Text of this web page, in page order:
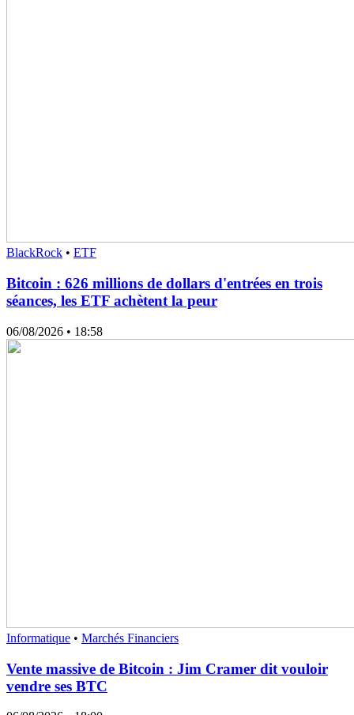
BlackRock • ETF
Bitcoin : 626 millions de dollars d'entrées en trois
séances, les ETF achètent la peur
06/08/2026 • 18:58
Informatique • Marchés Financiers
Vente massive de Bitcoin : Jim Cramer dit vouloir
vendre ses BTC